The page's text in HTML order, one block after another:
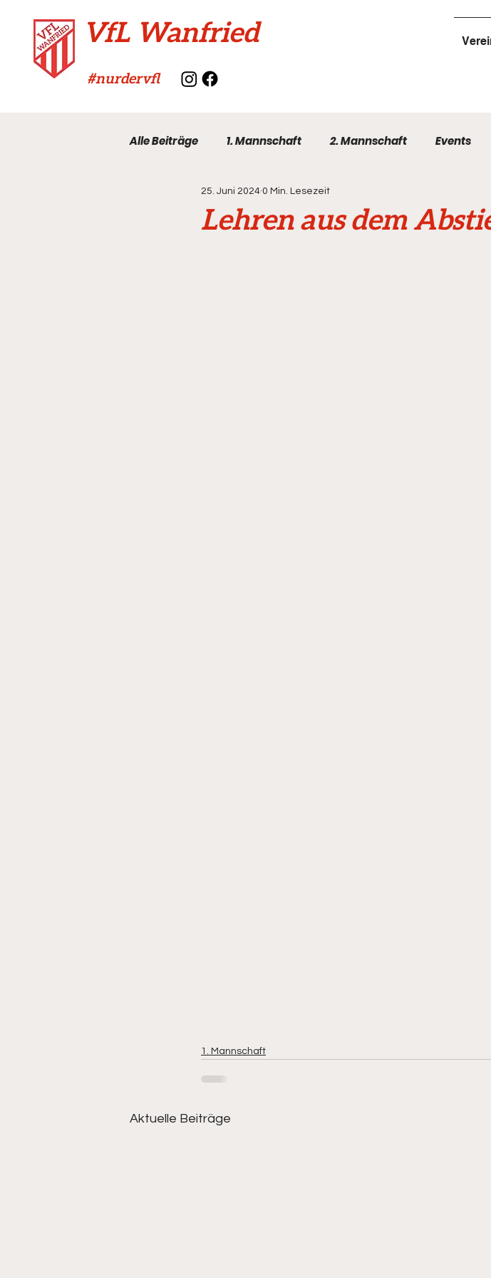
VfL Wanfried
#nurdervfl
Alle Beiträge 1. Mannschaft 2. Mannschaft Events
VfL-Archiv
Lehren aus dem
25. Juni 2024 0 Min. Lesezeit
1. Mannschaft
Aktuelle Beiträge